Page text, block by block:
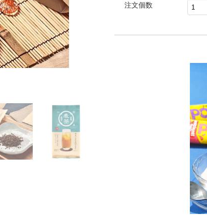
注文個数